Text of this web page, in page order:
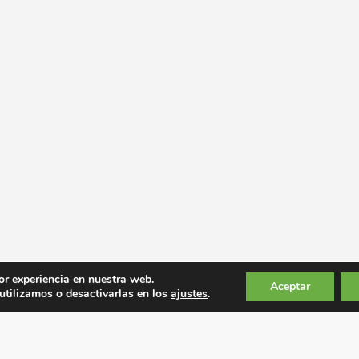
experiencia en nuestra web.
o desactivarlas en losajustes. Aceptar